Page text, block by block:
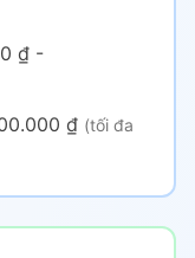
₫ -
₫ (tối đa